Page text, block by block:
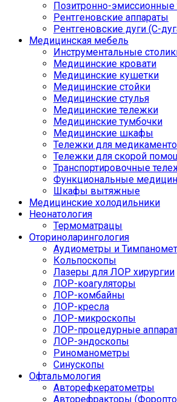
Позитронно-
Рентгеновские аппараты
Рентгеновские дуги (С-
Медицинская мебель
Инструментальные
Медицинские кровати
Медицинские кушетки
Медицинские стойки
Медицинские стулья
Медицинские тележки
Медицинские тумбочки
Медицинские шкафы
Тележки для
Тележки для скорой
Транспортировочные
Функциональные
Шкафы вытяжные
Медицинские холодильники
Неонатология
Термоматрацы
Оториноларингология
Аудиометры и
Кольпоскопы
Лазеры для ЛОР хирургии
ЛОР-коагуляторы
ЛОР-комбайны
ЛОР-кресла
ЛОР-микроскопы
ЛОР-процедурные
ЛОР-эндоскопы
Риноманометры
Синускопы
Офтальмология
Авторефкератометры
Авторефракторы